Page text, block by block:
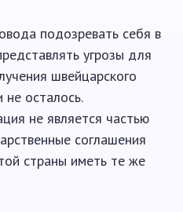
подозревать себя в
угрозы для
швейцарского
не осталось.
не является частью
соглашения
страны иметь те же